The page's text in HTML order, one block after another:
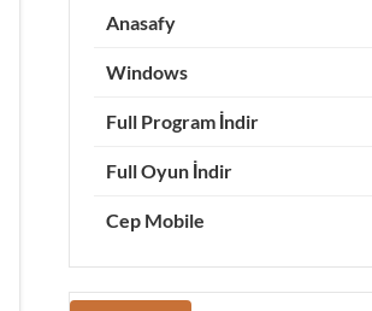
Anasafy
Windows
Full Program İndir
Full Oyun İndir
Cep Mobile